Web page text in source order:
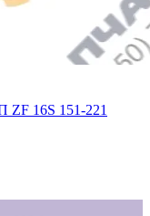
ZF 16S 151-221